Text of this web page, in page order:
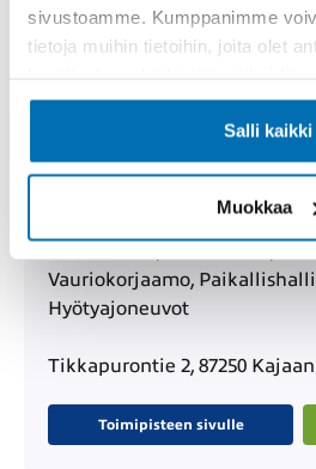
sivustoamme. Kumppanimme
tietoja muihin tietoihin, joita olet
Salli kaikki
Muokkaa
Alakorkalontie 1, 96300
Vauriokorjaamo,
Hyötyajoneuvot
Tikkapurontie 2, 87250
Toimipisteen sivulle